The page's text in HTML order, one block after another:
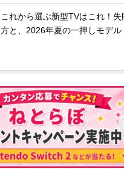
これから選ぶ新型TVはこれ！
方と、2026年夏の一押しモデル